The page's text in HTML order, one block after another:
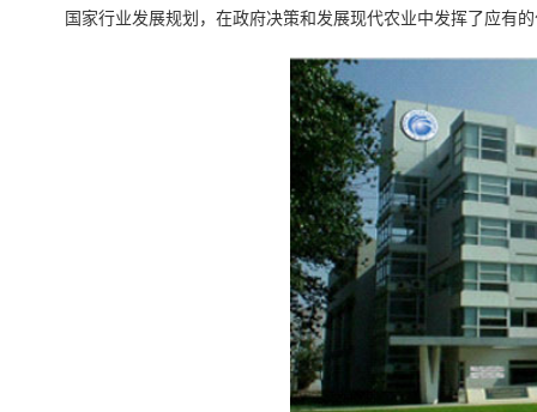
国家行业发展规划，在政府决策和发展现代农业中发挥了应有